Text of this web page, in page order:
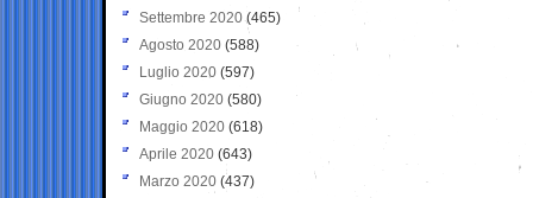
Settembre 2020(465)
Agosto 2020 (588)
Luglio 2020 (597)
Giugno 2020 (580)
Maggio 2020 (618)
Aprile 2020 (643)
Marzo 2020 (437)